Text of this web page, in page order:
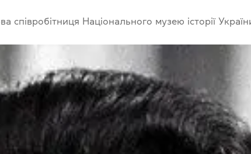
співробітниця Національного музею історії